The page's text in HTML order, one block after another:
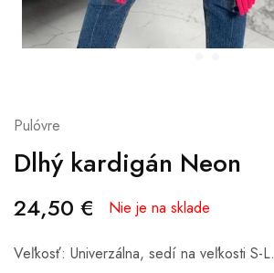
Pulóvre
Dlhý kardigán Neon
24,50 € Nie je na sklade
Veľkosť: Univerzálna, sedí na veľkosti S-L.